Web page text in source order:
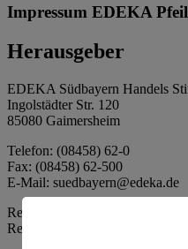
Impressum EDEKA
Herausgeber
EDEKA Südbayern Handels
Ingolstädter Str. 120
85080 Gaimersheim
Telefon: (08458) 62-0
Fax: (08458) 62-500
E-Mail: suedbayern@edeka.de
Registergericht: Amtsgericht
Registernummer: HRA 3325